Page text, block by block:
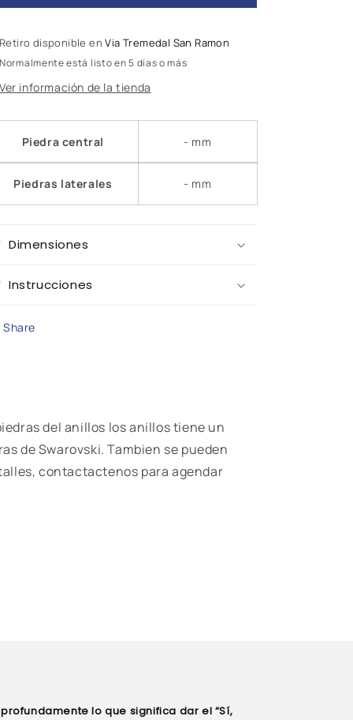
M-
M-
Retiro disponible enVia Tremedal San Ramon
Normalmente está listo en 5 días o más
Ver información de la tienda
Piedra central - mm
Piedras laterales - mm
Dimensiones
Instrucciones
Share
del anillos los anillos tiene un
de Swarovski. Tambien se pueden
contactactenos para agendar
lo que significa dar el “Sí,